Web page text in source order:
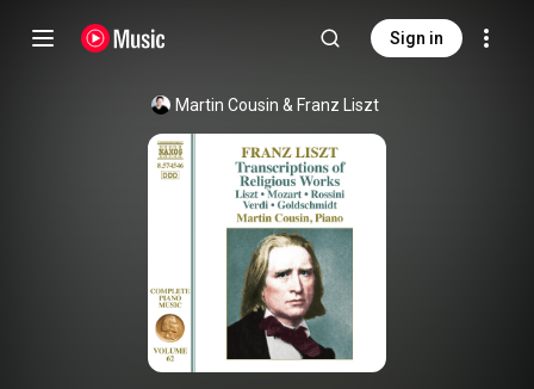
Sign in
Martin Cousin & Franz Liszt